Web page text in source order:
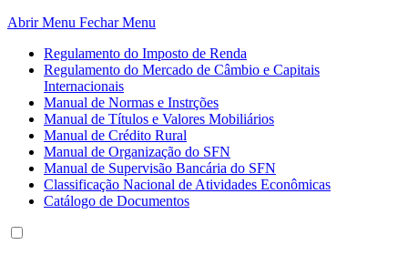
Abrir Menu Fechar Menu
Regulamento do Imposto de Renda
Regulamento do Mercado de Câmbio e Capitais
Internacionais
Manual de Normas e Instrções
Manual de Títulos e Valores Mobiliários
Manual de Crédito Rural
Manual de Organização do SFN
Manual de Supervisão Bancária do SFN
Classificação Nacional de Atividades Econômicas
Catálogo de Documentos